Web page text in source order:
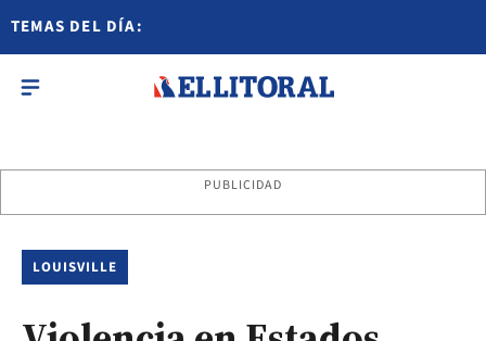
TEMAS DEL DÍA:
PUBLICIDAD
LOUISVILLE